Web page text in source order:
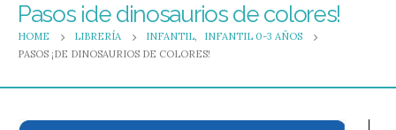
Pasos ¡de dinosaurios de colores!
HOME LIBRERÍA INFANTIL,
INFANTIL 0-3 AÑOS
PASOS ¡DE DINOSAURIOS DE COLORES!